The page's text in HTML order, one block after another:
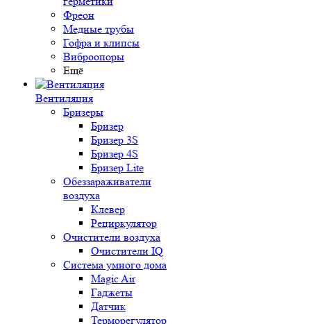
Фреон
Медные трубы
Гофра и клипсы
Виброопоры
Ещё
Вентиляция
Бризеры
Бризер
Бризер 3S
Бризер 4S
Бризер Lite
Обеззараживатели
воздуха
Клевер
Рециркулятор
Очистители воздуха
Очистители IQ
Система умного дома
Magic Air
Гаджеты
Датчик
Терморегулятор